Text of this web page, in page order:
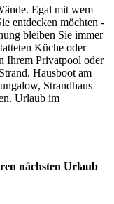
Egal mit wem
entdecken möchten -
bleiben Sie immer
Küche oder
Ihrem Privatpool oder
Hausboot am
Strandhaus
Urlaub im
nächsten Urlaub